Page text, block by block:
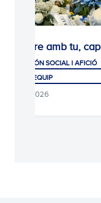
tu, capità!
I AFICIÓ